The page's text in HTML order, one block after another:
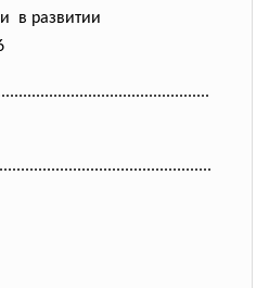
в развитии
................................................
............................................